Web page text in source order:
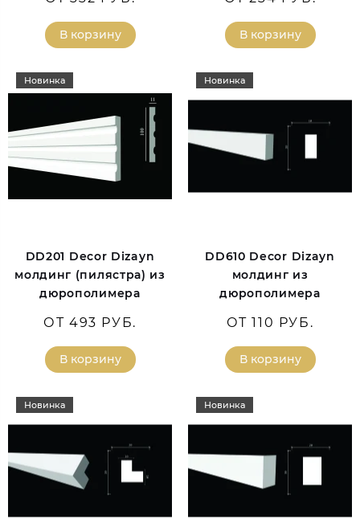
В корзину В корзину
Новинка
DD201 Decor Dizayn
молдинг (пилястра) из
дюрополимера
ОТ 493 РУБ.
В корзину
Новинка
DD610 Decor Dizayn
молдинг из
дюрополимера
ОТ 110 РУБ.
В корзину
Новинка Новинка